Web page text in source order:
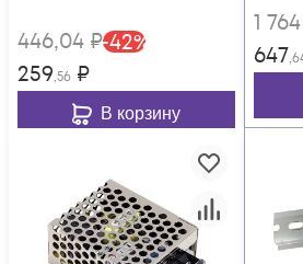
446,04 ₽-42%
259,56 ₽
В корзину
1 764
647